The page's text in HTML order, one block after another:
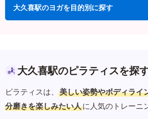
大久喜駅のヨガを目的別に探す
大久喜駅のピラティスを探
ピラティスは、 美しい姿勢やボディライ
分磨きを楽しみたい人に人気のトレーニ